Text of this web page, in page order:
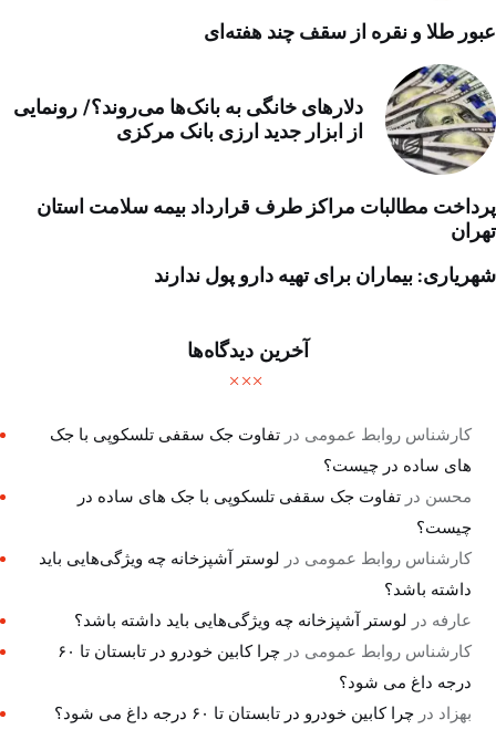
عبور طلا و نقره از سقف چند هفته‌ای
دلارهای خانگی به بانک‌ها می‌روند؟/ رونمایی
از ابزار جدید ارزی بانک مرکزی
پرداخت مطالبات مراکز طرف قرارداد بیمه سلامت استان
تهران
شهریاری: بیماران برای تهیه دارو پول ندارند
آخرین دیدگاه‌ها
کارشناس روابط عمومی درتفاوت جک سقفی تلسکوپی با جک
های ساده در چیست؟
محسن درتفاوت جک سقفی تلسکوپی با جک های ساده در
چیست؟
کارشناس روابط عمومی در لوستر آشپزخانه چه ویژگی‌هایی باید
داشته باشد؟
عارفه در لوستر آشپزخانه چه ویژگی‌هایی باید داشته باشد؟
کارشناس روابط عمومی در
چرا کابین خودرو در تابستان تا ۶۰
درجه داغ می شود؟
بهزاد درچرا کابین خودرو در تابستان تا ۶۰ درجه داغ می شود؟